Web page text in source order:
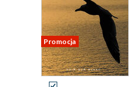
Promocja